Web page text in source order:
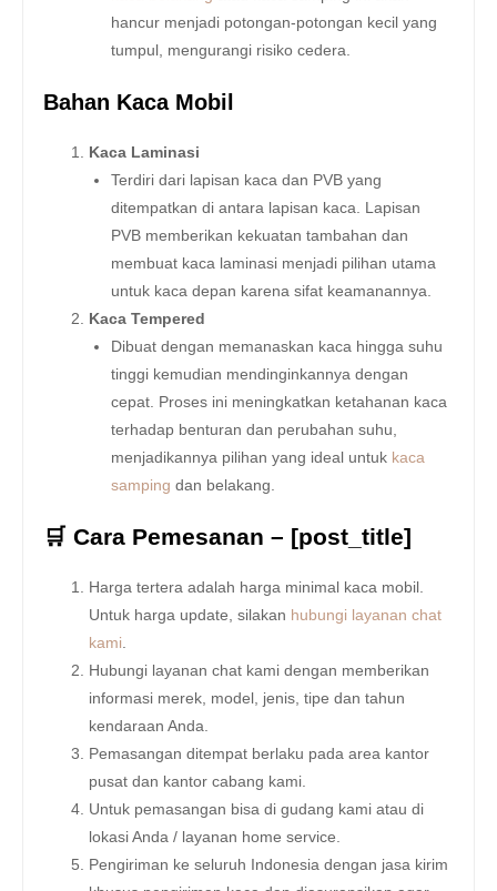
hancur menjadi potongan-potongan kecil yang
tumpul, mengurangi risiko cedera.
Bahan Kaca Mobil
Kaca Laminasi
Terdiri dari lapisan kaca dan PVB yang
ditempatkan di antara lapisan kaca. Lapisan
PVB memberikan kekuatan tambahan dan
membuat kaca laminasi menjadi pilihan utama
untuk kaca depan karena sifat keamanannya.
Kaca Tempered
Dibuat dengan memanaskan kaca hingga suhu
tinggi kemudian mendinginkannya dengan
cepat. Proses ini meningkatkan ketahanan kaca
terhadap benturan dan perubahan suhu,
menjadikannya pilihan yang ideal untuk kaca
samping dan belakang.
🛒 Cara Pemesanan – [post_title]
Harga tertera adalah harga minimal kaca mobil.
Untuk harga update, silakan hubungi layanan chat
kami
Hubungi layanan chat kami dengan memberikan
informasi merek, model, jenis, tipe dan tahun
kendaraan Anda.
Pemasangan ditempat berlaku pada area kantor
pusat dan kantor cabang kami.
Untuk pemasangan bisa di gudang kami atau di
lokasi Anda / layanan home service.
Pengiriman ke seluruh Indonesia dengan jasa kirim